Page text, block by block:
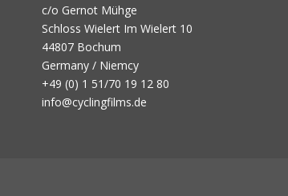
c/o Gernot Mühge
Schloss Wielert Im Wielert 10
44807 Bochum
Germany / Niemcy
+49 (0) 1 51/70 19 12 80
info@cyclingfilms.de